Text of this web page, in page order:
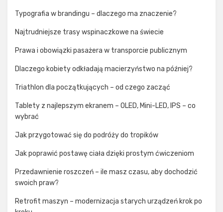
Typografia w brandingu – dlaczego ma znaczenie?
Najtrudniejsze trasy wspinaczkowe na świecie
Prawa i obowiązki pasażera w transporcie publicznym
Dlaczego kobiety odkładają macierzyństwo na później?
Triathlon dla początkujących – od czego zacząć
Tablety z najlepszym ekranem – OLED, Mini-LED, IPS – co
wybrać
Jak przygotować się do podróży do tropików
Jak poprawić postawę ciała dzięki prostym ćwiczeniom
Przedawnienie roszczeń – ile masz czasu, aby dochodzić
swoich praw?
Retrofit maszyn – modernizacja starych urządzeń krok po